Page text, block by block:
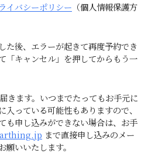
イバシーポリシー （個人情報保護方
た後、エラーが起きて再度予約でき
「キャンセル」を押してからもう一
きます。いつまでたってもお手元に
っている可能性もありますので、
も申し込みができない場合は、お手
まで直接申し込みのメー
いいたします。